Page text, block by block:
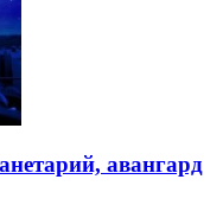
авангард